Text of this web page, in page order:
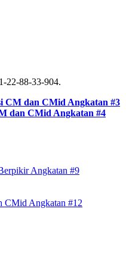
22-88-33-904.
CM dan CMid Angkatan #3
dan CMid Angkatan #4
Angkatan #9
CMid Angkatan #12